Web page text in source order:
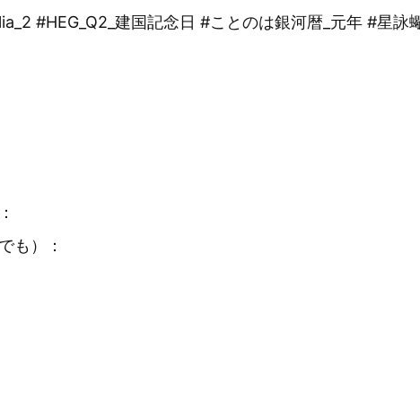
#HEG_Q2_建国記念日 #ことのは銀河暦_元年 #星詠
も）：